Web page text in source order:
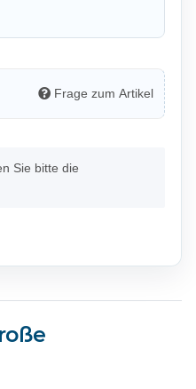
Frage zum Artikel
Sie bitte die